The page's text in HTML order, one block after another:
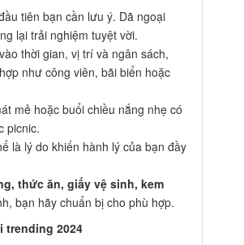
tiên bạn cần lưu ý. Dã ngoại
lại trải nghiệm tuyệt vời.
thời gian, vị trí và ngân sách,
như công viên, bãi biển hoặc
mẻ hoặc buổi chiều nắng nhẹ có
picnic.
là lý do khiến hành lý của bạn đầy
thức ăn, giấy vệ sinh, kem
bạn hãy chuẩn bị cho phù hợp.
trending 2024